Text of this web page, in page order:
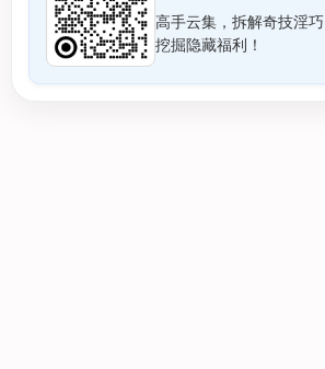
高手云集，拆解奇技淫巧
挖掘隐藏福利！